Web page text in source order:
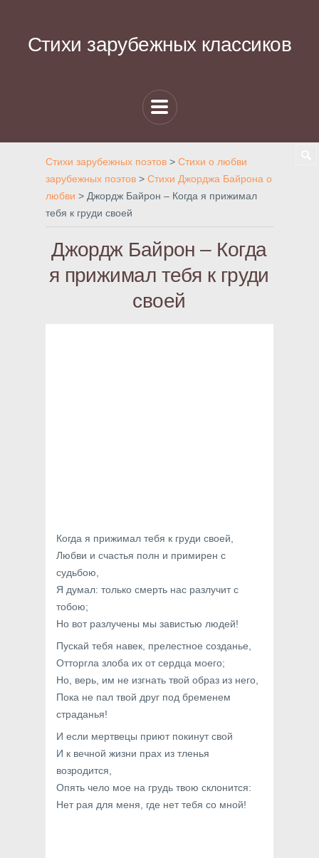
Стихи зарубежных классиков
Стихи зарубежных поэтов > Стихи о любви
зарубежных поэтов > Стихи Джорджа Байрона о
любви > Джордж Байрон – Когда я прижимал
тебя к груди своей
Джордж Байрон – Когда
я прижимал тебя к груди
своей
Когда я прижимал тебя к груди своей,
Любви и счастья полн и примирен с
судьбою,
Я думал: только смерть нас разлучит с
тобою;
Но вот разлучены мы завистью людей!
Пускай тебя навек, прелестное созданье,
Отторгла злоба их от сердца моего;
Но, верь, им не изгнать твой образ из него,
Пока не пал твой друг под бременем
страданья!
И если мертвецы приют покинут свой
И к вечной жизни прах из тленья
возродится,
Опять чело мое на грудь твою склонится:
Нет рая для меня, где нет тебя со мной!